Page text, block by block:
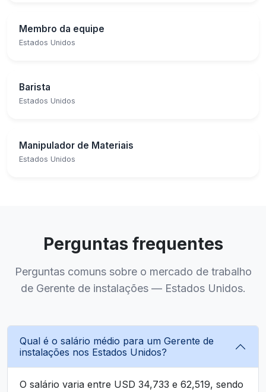
Membro da equipe
Estados Unidos
Barista
Estados Unidos
Manipulador de Materiais
Estados Unidos
Perguntas frequentes
Perguntas comuns sobre o mercado de trabalho
de Gerente de instalações — Estados Unidos.
Qual é o salário médio para um Gerente de
instalações nos Estados Unidos?
O salário varia entre USD 34,733 e 62,519, sendo